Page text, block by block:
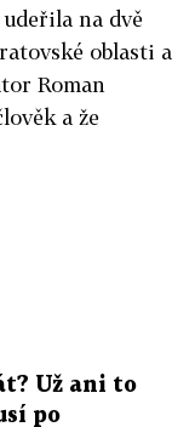
udeřila na dvě
oblasti a
Roman
a že
Už ani to
po